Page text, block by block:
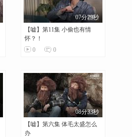
07分29秒
【嘘】第11集 小偷也有情
怀？！
0
0
08分33秒
【嘘】第六集 体毛太盛怎么
办